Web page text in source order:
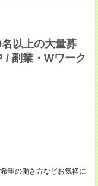
以上の大量募
/ 副業・Wワーク
望の働き方などお気軽に